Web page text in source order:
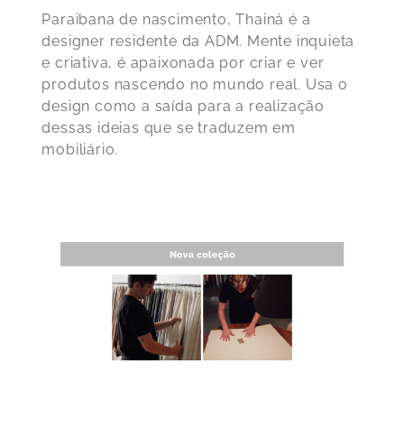
Paraibana de nascimento, Thainá é a
designer residente da ADM. Mente inquieta
e criativa, é apaixonada por criar e ver
produtos nascendo no mundo real. Usa o
design como a saída para a realização
dessas ideias que se traduzem em
mobiliário.